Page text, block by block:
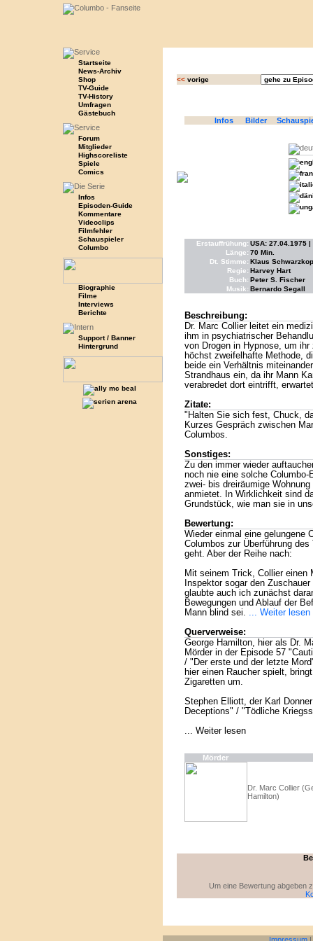
Startseite
News-Archiv
Shop
TV-Guide
TV-History
Umfragen
Gästebuch
Forum
Mitglieder
Highscoreliste
Spiele
Comics
Infos
Episoden-Guide
Kommentare
Videoclips
Filmfehler
Schauspieler
Columbo
Biographie
Filme
Interviews
Berichte
Support / Banner
Hintergrund
<<vorige
Infos Bilder
Erstauffrühung: USA: 27.04.1975 |
Länge: 70 Min.
Dt. Stimme: Klaus
Regie: Harvey Hart
Buch: Peter S. Fischer
Musik: Bernardo Segall
Beschreibung:
Dr. Marc Collier leitet ein
ihm in psychiatrischer
von Drogen in Hypnose, um
höchst zweifelhafte Methode,
beide ein Verhältnis
Strandhaus ein, da ihr Mann
verabredet dort eintrifft,
Zitate:
"Halten Sie sich fest, Chuck,
Kurzes Gespräch zwischen
Columbos.
Sonstiges:
Zu den immer wieder
noch nie eine solche
zwei- bis dreiräumige
anmietet. In Wirklichkeit sind
Grundstück, wie man sie in
Bewertung:
Wieder einmal eine gelungene
Columbos zur Überführung
geht. Aber der Reihe nach:
Mit seinem Trick, Collier einen
Inspektor sogar den
glaubte auch ich zunächst
Bewegungen und Ablauf der
Mann blind sei. ... Weiter lesen
Querverweise:
George Hamilton, hier als Dr.
Mörder in der Episode 57
/ "Der erste und der letzte
hier einen Raucher spielt,
Zigaretten um.
Stephen Elliott, der Karl
Deceptions" / "Tödliche
... Weiter lesen
Mörder
Dr. Marc Collier
Hamilton)
Um eine Bewertung abgeben